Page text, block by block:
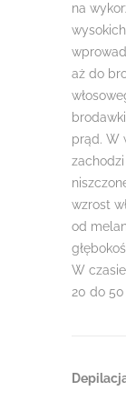
na
aż do
prąd. W
wzrost
od
W
20 do 50